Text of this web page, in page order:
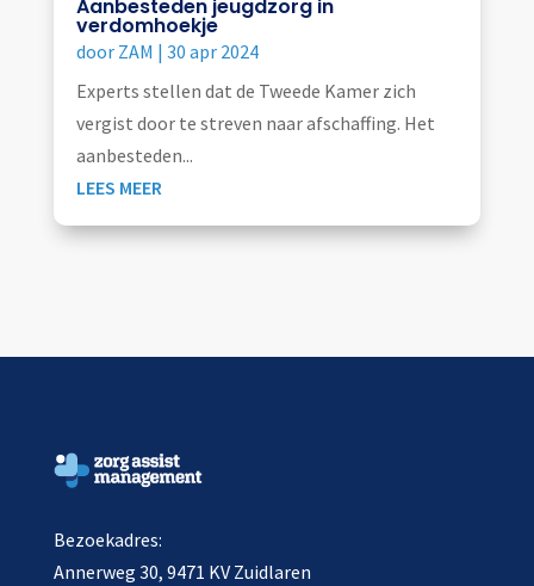
Aanbesteden jeugdzorg in
verdomhoekje
door ZAM | 30 apr 2024
Experts stellen dat de Tweede Kamer zich
vergist door te streven naar afschaffing. Het
aanbesteden...
LEES MEER
Bezoekadres:
Annerweg 30, 9471 KV Zuidlaren